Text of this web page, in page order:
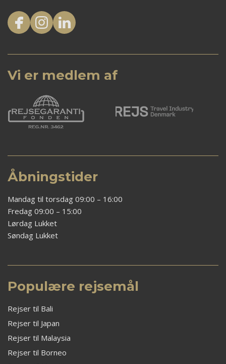
Vi er medlem af
Åbningstider
Mandag til torsdag 09:00 – 16:00
Fredag 09:00 – 15:00
Lørdag Lukket
Søndag Lukket
Populære rejsemål
Rejser til Bali
Rejser til Japan
Rejser til Malaysia
Rejser til Borneo